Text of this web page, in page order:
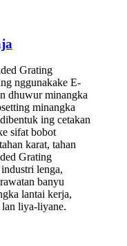
Grating
nggunakake E-
dhuwur minangka
minangka
ing cetakan
sifat bobot
karat, tahan
Grating
lenga,
banyu
lantai kerja,
lan liya-liyane.